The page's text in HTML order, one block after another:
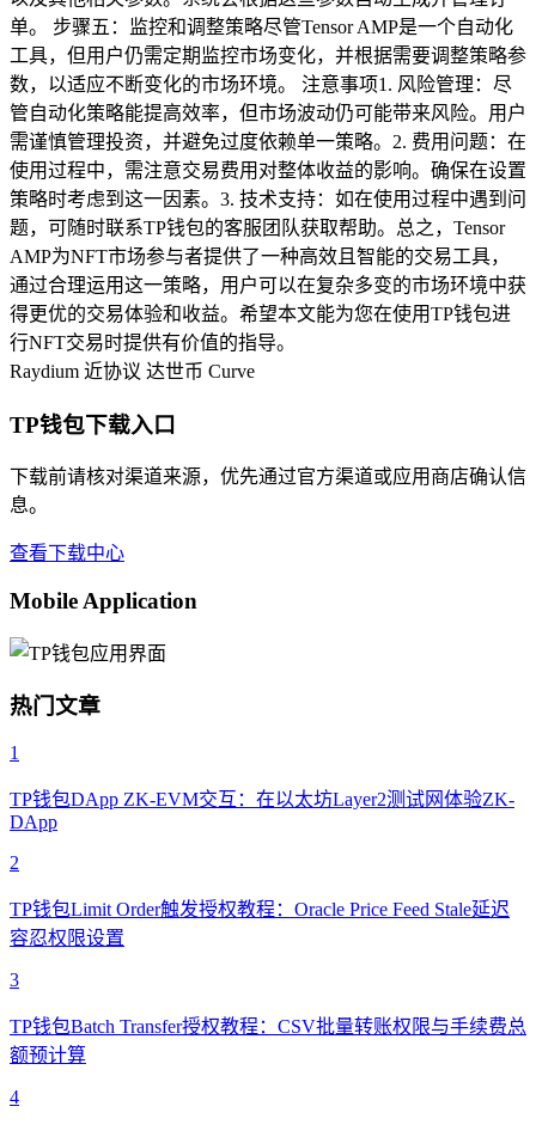
单。 步骤五：监控和调整策略尽管Tensor AMP是一个自动化
工具，但用户仍需定期监控市场变化，并根据需要调整策略参
数，以适应不断变化的市场环境。 注意事项1. 风险管理：尽
管自动化策略能提高效率，但市场波动仍可能带来风险。用户
需谨慎管理投资，并避免过度依赖单一策略。2. 费用问题：在
使用过程中，需注意交易费用对整体收益的影响。确保在设置
策略时考虑到这一因素。3. 技术支持：如在使用过程中遇到问
题，可随时联系TP钱包的客服团队获取帮助。总之，Tensor
AMP为NFT市场参与者提供了一种高效且智能的交易工具，
通过合理运用这一策略，用户可以在复杂多变的市场环境中获
得更优的交易体验和收益。希望本文能为您在使用TP钱包进
行NFT交易时提供有价值的指导。
Raydium 近协议 达世币 Curve
TP钱包下载入口
下载前请核对渠道来源，优先通过官方渠道或应用商店确认信
息。
查看下载中心
Mobile Application
热门文章
1
TP钱包DApp ZK-EVM交互：在以太坊Layer2测试网体验ZK-
DApp
2
TP钱包Limit Order触发授权教程：Oracle Price Feed Stale延迟
容忍权限设置
3
TP钱包Batch Transfer授权教程：CSV批量转账权限与手续费总
额预计算
4